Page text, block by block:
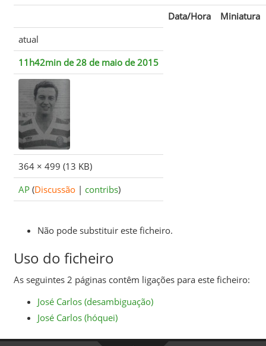
Data/Hora
Miniatura
atual
11h42min de 28 de maio de 2015
364 × 499 (13 KB)
AP (Discussão| contribs)
Não pode substituir este ficheiro.
Uso do ficheiro
As seguintes 2 páginas contêm ligações para este ficheiro:
José Carlos (desambiguação)
José Carlos (hóquei)